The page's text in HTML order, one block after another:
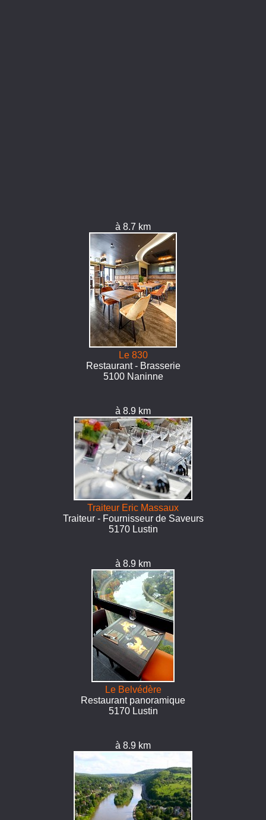
à 8.7 km
Le 830
Restaurant - Brasserie
5100 Naninne
à 8.9 km
Traiteur Eric Massaux
Traiteur - Fournisseur de Saveurs
5170 Lustin
à 8.9 km
Le Belvédère
Restaurant panoramique
5170 Lustin
à 8.9 km